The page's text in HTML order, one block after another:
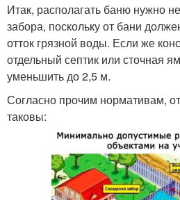
Итак, располагать баню нужно
забора, поскольку от бани
отток грязной воды. Если же
отдельный септик или сточная
уменьшить до 2,5 м.
Согласно прочим нормативам,
таковы: